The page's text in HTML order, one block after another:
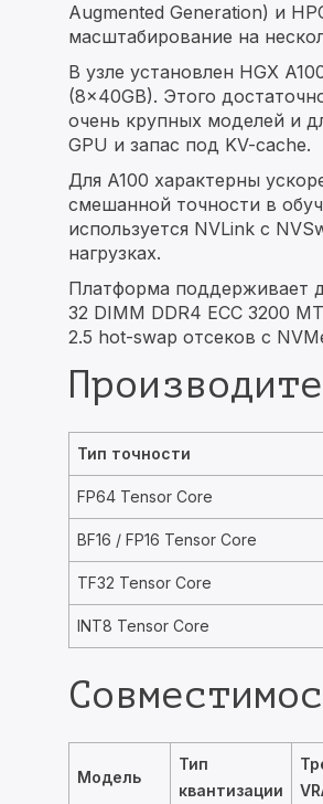
Augmented Generation) и
масштабирование на
В узле установлен HGX
(8×40GB). Этого
очень крупных моделей и
GPU и запас под KV-cache.
Для A100 характерны
смешанной точности в
используется NVLink с
нагрузках.
Платформа поддерживает
32 DIMM DDR4 ECC 3200
2.5 hot-swap отсеков с
Тип точности
FP64 Tensor Core
BF16 / FP16 Tensor Core
TF32 Tensor Core
INT8 Tensor Core
Модель
Тип
квантизации